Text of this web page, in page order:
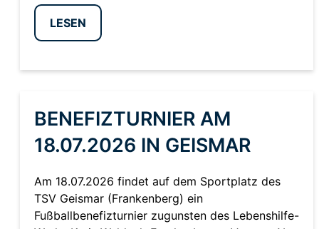
LESEN
BENEFIZTURNIER AM
18.07.2026 IN GEISMAR
Am 18.07.2026 findet auf dem Sportplatz des
TSV Geismar (Frankenberg) ein
Fußballbenefizturnier zugunsten des Lebenshilfe-